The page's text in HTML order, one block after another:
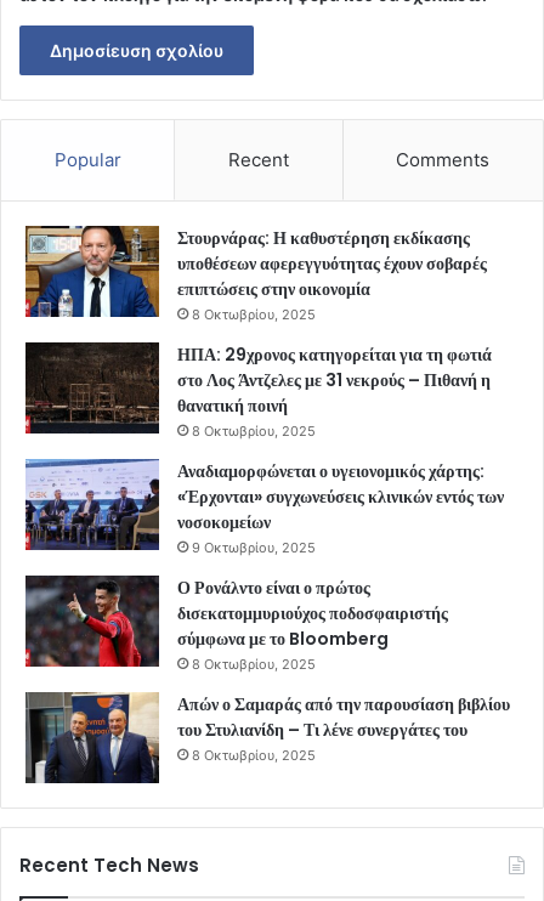
Popular Recent Comments
Στουρνάρας: Η καθυστέρηση εκδίκασης
υποθέσεων αφερεγγυότητας έχουν σοβαρές
επιπτώσεις στην οικονομία
8 Οκτωβρίου, 2025
ΗΠΑ: 29χρονος κατηγορείται για τη φωτιά
στο Λος Άντζελες με 31 νεκρούς – Πιθανή η
θανατική ποινή
8 Οκτωβρίου, 2025
Αναδιαμορφώνεται ο υγειονομικός χάρτης:
«Έρχονται» συγχωνεύσεις κλινικών εντός των
νοσοκομείων
9 Οκτωβρίου, 2025
Ο Ρονάλντο είναι ο πρώτος
δισεκατομμυριούχος ποδοσφαιριστής
σύμφωνα με το Bloomberg
8 Οκτωβρίου, 2025
Απών ο Σαμαράς από την παρουσίαση βιβλίου
του Στυλιανίδη – Τι λένε συνεργάτες του
8 Οκτωβρίου, 2025
Recent Tech News